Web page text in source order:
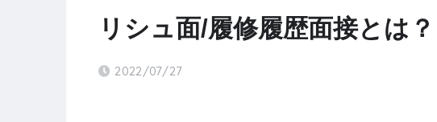
リシュ面/履修履歴面接とは
2022/07/27